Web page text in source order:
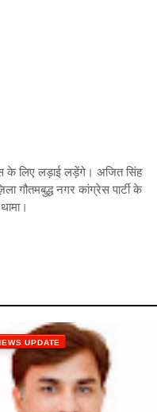
के लिए लड़ाई लड़ेंगे। अजित सिंह
गौतमबुद्ध नगर कांग्रेस पार्टी के
UPDATE